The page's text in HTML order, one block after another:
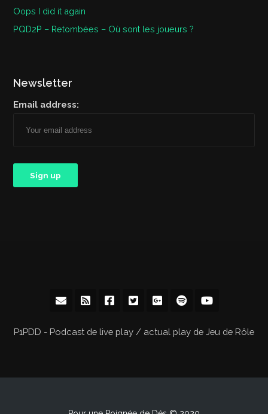
Oops I did it again
PQD2P – Retombées – Où sont les joueurs ?
Newsletter
Email address:
P1PDD - Podcast de live play / actual play de Jeu de Rôle